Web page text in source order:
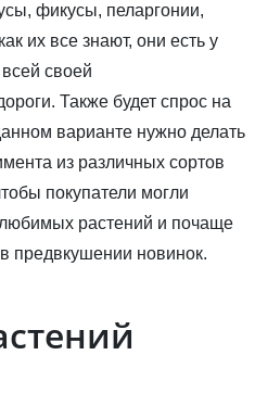
фикусы, пеларгонии,
их все знают, они есть у
своей
Также будет спрос на
варианте нужно делать
из различных сортов
покупатели могли
растений и почаще
предвкушении новинок.